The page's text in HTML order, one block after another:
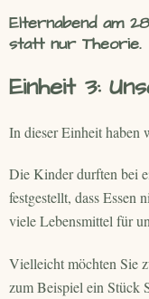
Elternabend am
statt nur Theorie.
Einheit 3:
In dieser Einheit haben
Die Kinder durften bei
festgestellt, dass
viele Lebensmittel für
Vielleicht möchten Sie
zum Beispiel ein Stück